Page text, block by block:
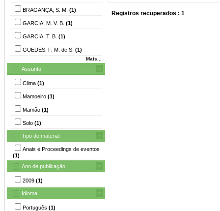
BRAGANÇA, S. M. (1)
GARCIA, M. V. B. (1)
GARCIA, T. B. (1)
GUEDES, F. M. de S. (1)
Mais...
Assunto
Clima (1)
Mamoeiro (1)
Mamão (1)
Solo (1)
Tipo do material
Anais e Proceedings de eventos
(1)
Ano de publicação
2009 (1)
Idioma
Português (1)
Registros recuperados : 1